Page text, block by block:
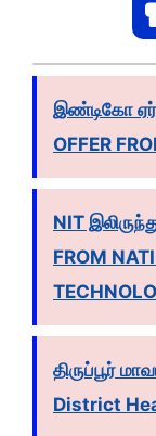
இண்டிகோ ஏர்
OFFER
NIT
FROM
திருப்பூர்
District